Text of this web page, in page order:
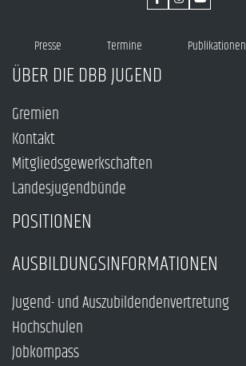
Presse Termine Publikationen
ÜBER DIE DBB JUGEND
Gremien
Kontakt
Mitgliedsgewerkschaften
Landesjugendbünde
POSITIONEN
AUSBILDUNGSINFORMATIONEN
Jugend- und Auszubildendenvertretung
Hochschulen
Jobkompass